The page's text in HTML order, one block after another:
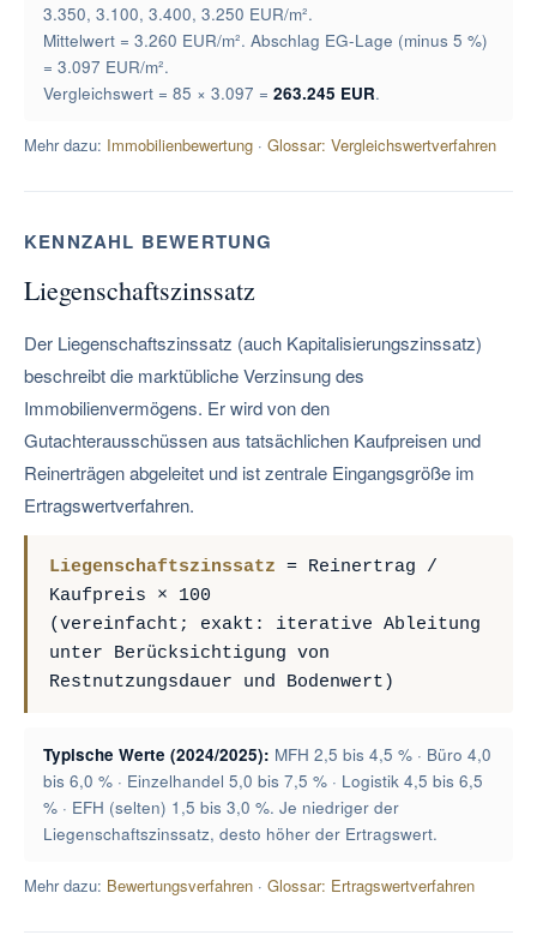
3.350, 3.100, 3.400, 3.250 EUR/m².
Mittelwert = 3.260 EUR/m². Abschlag EG-Lage (minus 5 %)
= 3.097 EUR/m².
Vergleichswert = 85 × 3.097 = 263.245 EUR.
Mehr dazu: Immobilienbewertung · Glossar: Vergleichswertverfahren
KENNZAHL BEWERTUNG
Liegenschaftszinssatz
Der Liegenschaftszinssatz (auch Kapitalisierungszinssatz)
beschreibt die marktübliche Verzinsung des
Immobilienvermögens. Er wird von den
Gutachterausschüssen aus tatsächlichen Kaufpreisen und
Reinerträgen abgeleitet und ist zentrale Eingangsgröße im
Ertragswertverfahren.
Liegenschaftszinssatz = Reinertrag /
Kaufpreis × 100
(vereinfacht; exakt: iterative Ableitung
unter Berücksichtigung von
Restnutzungsdauer und Bodenwert)
Typische Werte (2024/2025): MFH 2,5 bis 4,5 % · Büro 4,0
bis 6,0 % · Einzelhandel 5,0 bis 7,5 % · Logistik 4,5 bis 6,5
% · EFH (selten) 1,5 bis 3,0 %. Je niedriger der
Liegenschaftszinssatz, desto höher der Ertragswert.
Mehr dazu: Bewertungsverfahren · Glossar: Ertragswertverfahren